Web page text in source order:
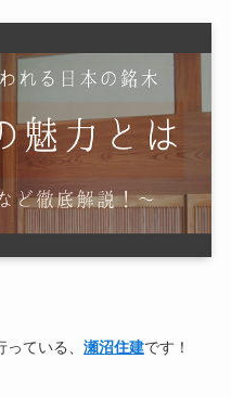
ている、 瀬沼住建です！